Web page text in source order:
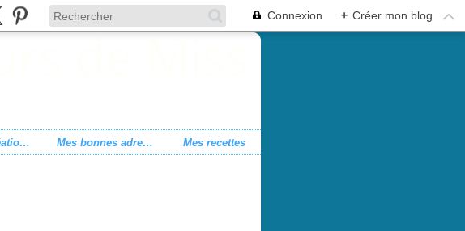
Connexion + Créer mon blog
Mes créations Mes bonnes adresses Mes recettes